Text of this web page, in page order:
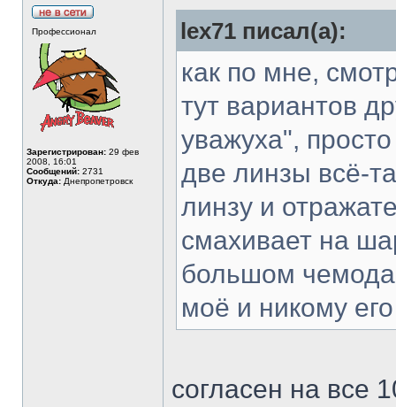
Профессионал
Зарегистрирован: 29 фев
2008, 16:01
Сообщений: 2731
Откуда: Днепропетровск
lex71 писал(а):
как по мне,
тут вариантов
уважуха",
две линзы всё-
линзу и
смахивает на
большом
моё и никому
согласен на все